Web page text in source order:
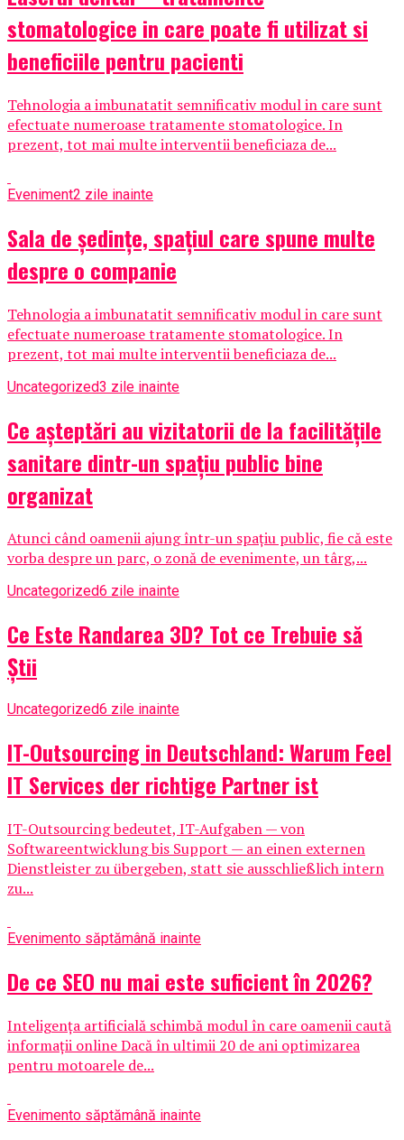
stomatologice in care poate fi utilizat si
beneficiile pentru pacienti
Tehnologia a imbunatatit semnificativ modul in care sunt
efectuate numeroase tratamente stomatologice. In
prezent, tot mai multe interventii beneficiaza de...
Eveniment2 zile inainte
Sala de ședințe, spațiul care spune multe
despre o companie
Tehnologia a imbunatatit semnificativ modul in care sunt
efectuate numeroase tratamente stomatologice. In
prezent, tot mai multe interventii beneficiaza de...
Uncategorized3 zile inainte
Ce așteptări au vizitatorii de la facilitățile
sanitare dintr-un spațiu public bine
organizat
Atunci când oamenii ajung într-un spațiu public, fie că este
vorba despre un parc, o zonă de evenimente, un târg,...
Uncategorized6 zile inainte
Ce Este Randarea 3D? Tot ce Trebuie să
Știi
Uncategorized6 zile inainte
IT-Outsourcing in Deutschland: Warum Feel
IT Services der richtige Partner ist
IT-Outsourcing bedeutet, IT-Aufgaben — von
Softwareentwicklung bis Support — an einen externen
Dienstleister zu übergeben, statt sie ausschließlich intern
zu...
Evenimento săptămână inainte
De ce SEO nu mai este suficient în 2026?
Inteligența artificială schimbă modul în care oamenii caută
informații online Dacă în ultimii 20 de ani optimizarea
pentru motoarele de...
Evenimento săptămână inainte